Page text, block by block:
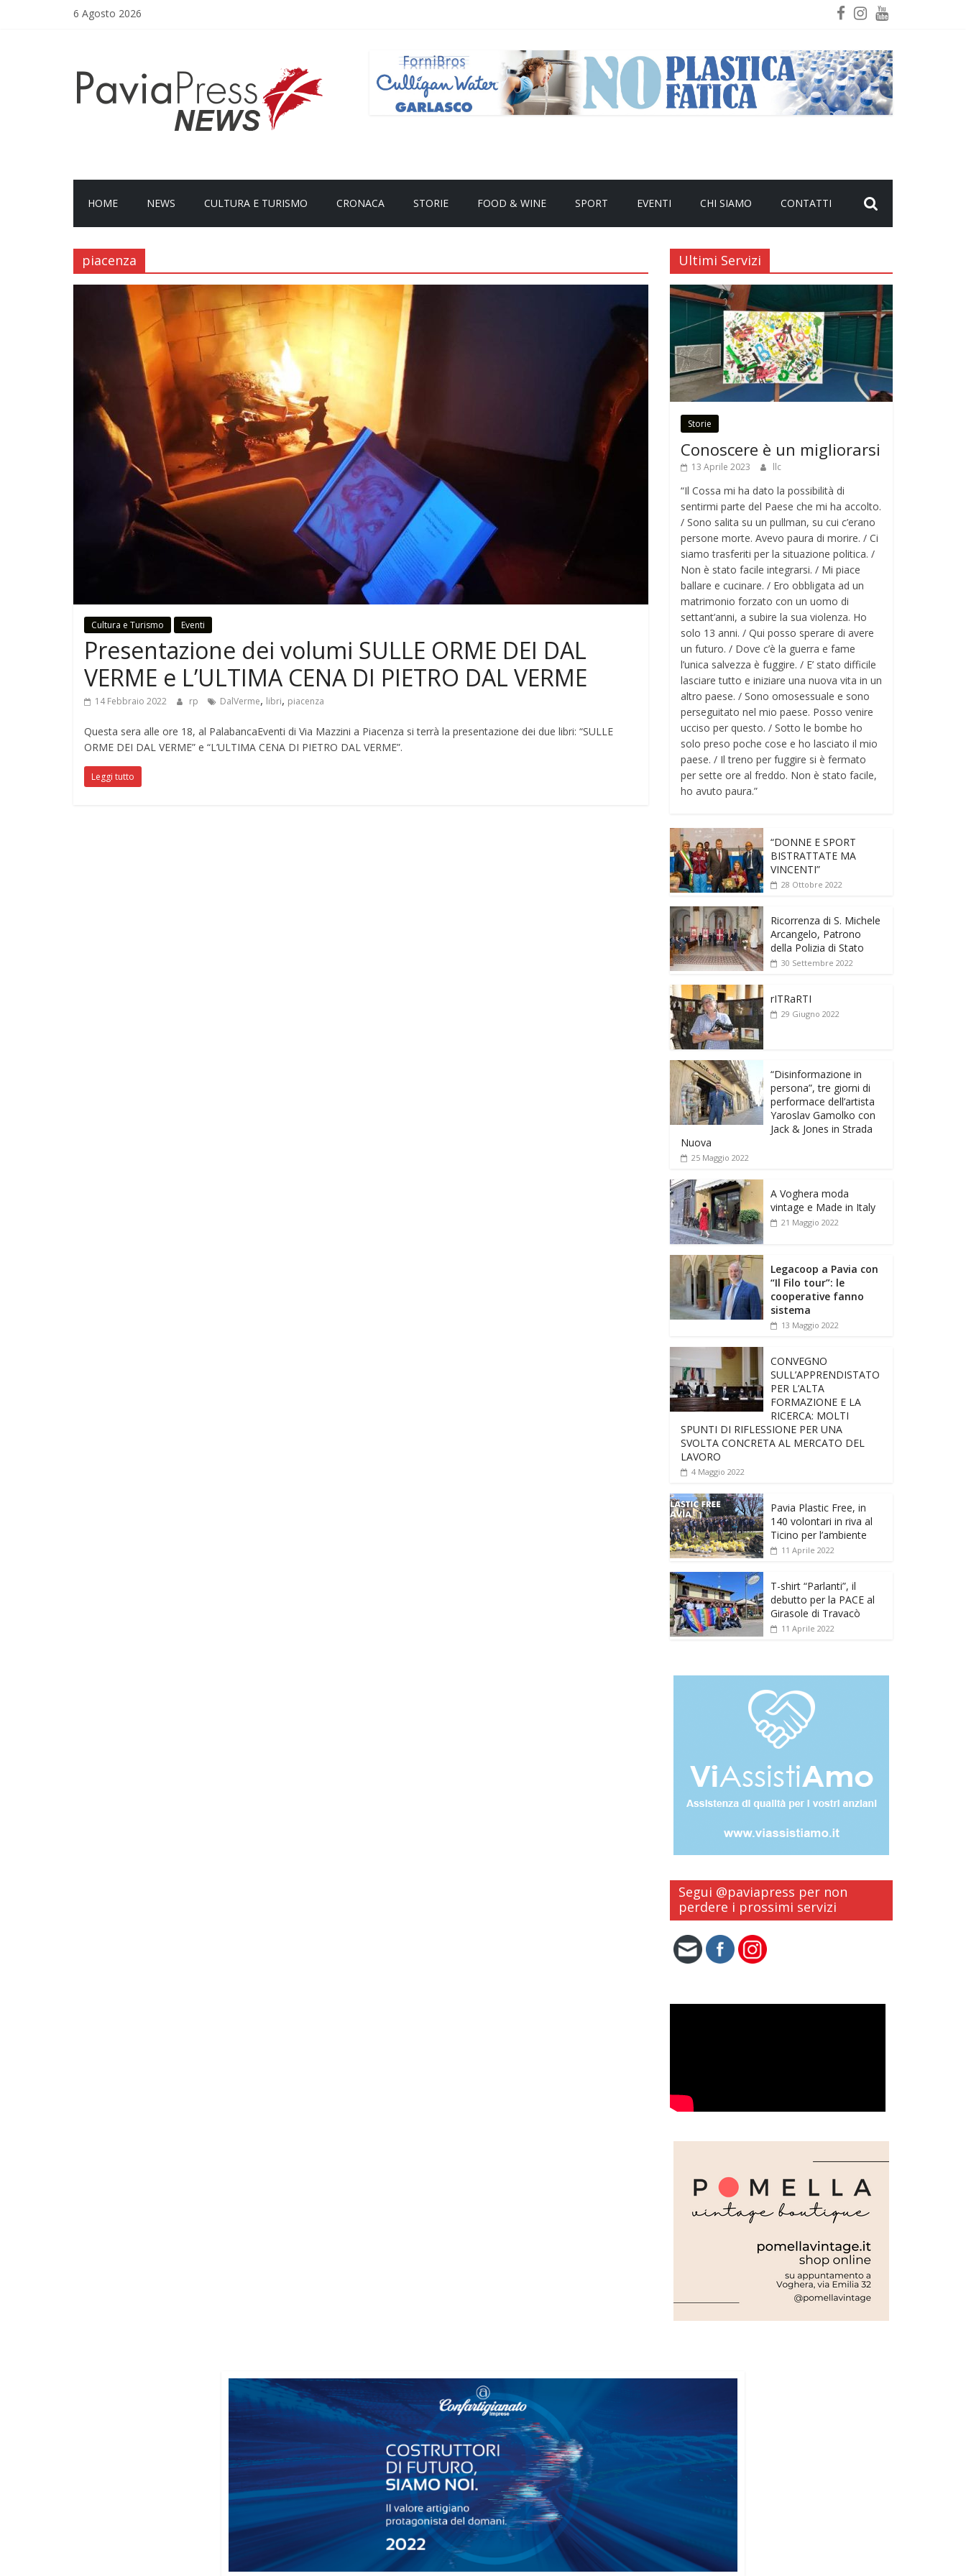
6 Agosto 2026
PaviaPress
News
HOME NEWS CULTURA E TURISMO CRONACA STORIE FOOD & WINE SPORT EVENTI CHI SIAMO CONTATTI
piacenza
Cultura e Turismo Eventi
Presentazione dei volumi SULLE ORME DEI DAL
VERME e L’ULTIMA CENA DI PIETRO DAL VERME
14 Febbraio 2022 rp DalVerme, libri, piacenza
Questa sera alle ore 18, al PalabancaEventi di Via Mazzini a Piacenza si terrà la presentazione dei due libri: “SULLE
ORME DEI DAL VERME” e “L’ULTIMA CENA DI PIETRO DAL VERME”.
Leggi tutto
Ultimi Servizi
Storie
Conoscere è un migliorarsi
13 Aprile 2023 llc
“Il Cossa mi ha dato la possibilità di
sentirmi parte del Paese che mi ha accolto.
/ Sono salita su un pullman, su cui c’erano
persone morte. Avevo paura di morire. / Ci
siamo trasferiti per la situazione politica. /
Non è stato facile integrarsi. / Mi piace
ballare e cucinare. / Ero obbligata ad un
matrimonio forzato con un uomo di
settant’anni, a subire la sua violenza. Ho
solo 13 anni. / Qui posso sperare di avere
un futuro. / Dove c’è la guerra e fame
l’unica salvezza è fuggire. / E’ stato difficile
lasciare tutto e iniziare una nuova vita in un
altro paese. / Sono omosessuale e sono
perseguitato nel mio paese. Posso venire
ucciso per questo. / Sotto le bombe ho
solo preso poche cose e ho lasciato il mio
paese. / Il treno per fuggire si è fermato
per sette ore al freddo. Non è stato facile,
ho avuto paura.”
“DONNE E SPORT
BISTRATTATE MA
VINCENTI”
28 Ottobre 2022
Ricorrenza di S. Michele
Arcangelo, Patrono
della Polizia di Stato
30 Settembre 2022
rITRaRTI
29 Giugno 2022
“Disinformazione in
persona”, tre giorni di
performace dell’artista
Yaroslav Gamolko con
Jack & Jones in Strada
Nuova
25 Maggio 2022
A Voghera moda
vintage e Made in Italy
21 Maggio 2022
Legacoop a Pavia con
“Il Filo tour”: le
cooperative fanno
sistema
13 Maggio 2022
CONVEGNO
SULL’APPRENDISTATO
PER L’ALTA
FORMAZIONE E LA
RICERCA: MOLTI
SPUNTI DI RIFLESSIONE PER UNA
SVOLTA CONCRETA AL MERCATO DEL
LAVORO
4 Maggio 2022
Pavia Plastic Free, in
140 volontari in riva al
Ticino per l’ambiente
11 Aprile 2022
T-shirt “Parlanti”, il
debutto per la PACE al
Girasole di Travacò
11 Aprile 2022
Segui @paviapress per non
perdere i prossimi servizi